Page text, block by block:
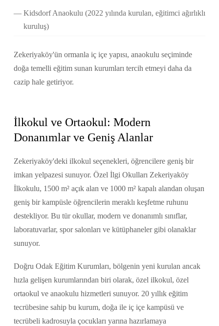
Kidsdorf Anaokulu (2022 yılında kurulan, eğitimci ağırlıklı
kuruluş)
Zekeriyaköy'ün ormanla iç içe yapısı, anaokulu seçiminde
doğa temelli eğitim sunan kurumları tercih etmeyi daha da
cazip hale getiriyor.
İlkokul ve Ortaokul: Modern
Donanımlar ve Geniş Alanlar
Zekeriyaköy'deki ilkokul seçenekleri, öğrencilere geniş bir
imkan yelpazesi sunuyor. Özel İlgi Okulları Zekeriyaköy
İlkokulu, 1500 m² açık alan ve 1000 m² kapalı alandan oluşan
geniş bir kampüsle öğrencilerin meraklı keşfetme ruhunu
destekliyor. Bu tür okullar, modern ve donanımlı sınıflar,
laboratuvarlar, spor salonları ve kütüphaneler gibi olanaklar
sunuyor.
Doğru Odak Eğitim Kurumları, bölgenin yeni kurulan ancak
hızla gelişen kurumlarından biri olarak, özel ilkokul, özel
ortaokul ve anaokulu hizmetleri sunuyor. 20 yıllık eğitim
tecrübesine sahip bu kurum, doğa ile iç içe kampüsü ve
tecrübeli kadrosuyla çocukları yarına hazırlamaya